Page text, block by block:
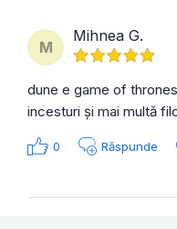
M
Mihnea G.
dune e game of
incesturi și mai multă
0 Răspunde